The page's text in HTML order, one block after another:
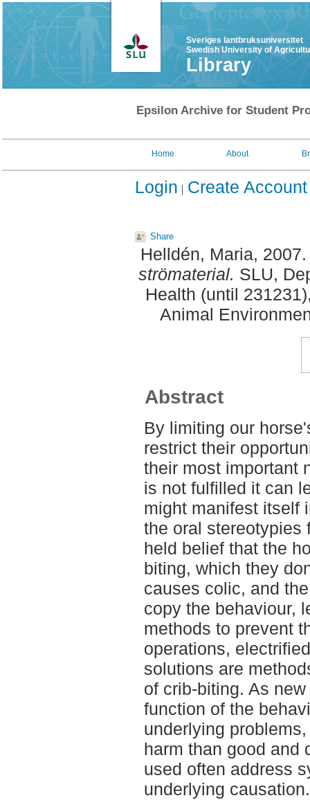
Sveriges lantbruksuniversitet
Swedish University of
Library
Epsilon Archive for Student
Home About
Login Create Account
Share
Helldén, Maria,
strömaterial. SLU,
Health (until
Animal
Abstract
By limiting our
restrict their
their most important
is not fulfilled it can
might manifest itself
the oral stereotypies
held belief that the
biting, which they
causes colic, and
copy the behaviour,
methods to prevent
operations,
solutions are
of crib-biting. As
function of the
underlying
harm than good and
used often address
underlying causation.